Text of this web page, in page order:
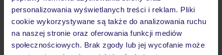
personalizowania wyświetlanych treści i reklam. Pliki
cookie wykorzystywane są także do analizowania ruchu
na naszej stronie oraz oferowania funkcji mediów
społecznościowych. Brak zgody lub jej wycofanie może